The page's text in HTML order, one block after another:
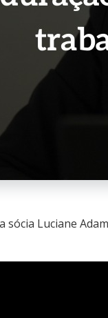
sócia Luciane